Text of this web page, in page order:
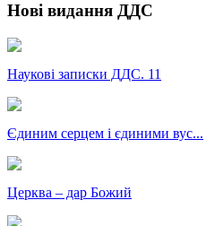
Нові видання ДДС
Наукові записки ДДС. 11
Єдиним серцем і єдиними вус...
Церква – дар Божий